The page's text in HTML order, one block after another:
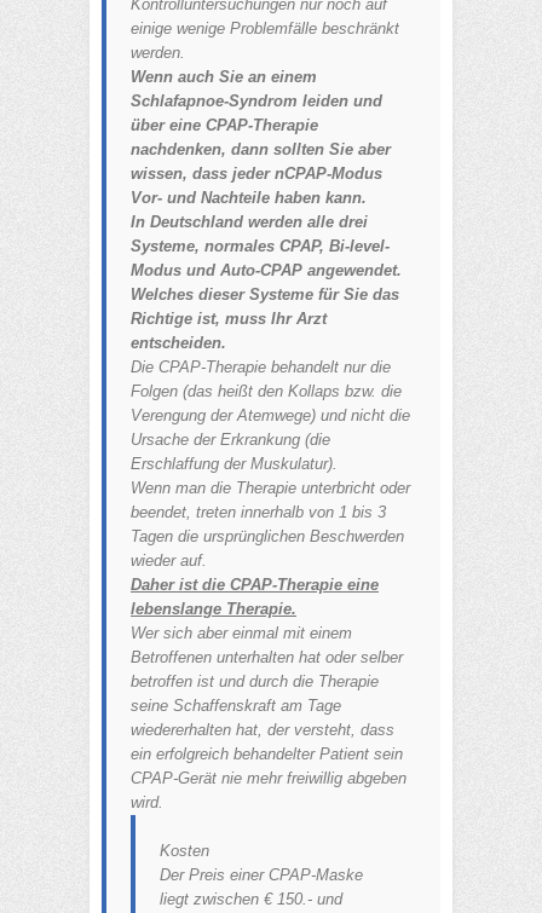
Kontrolluntersuchungen nur noch auf
einige wenige Problemfälle beschränkt
werden.
Wenn auch Sie an einem
Schlafapnoe-Syndrom leiden und
über eine CPAP-Therapie
nachdenken, dann sollten Sie aber
wissen, dass jeder nCPAP-Modus
Vor- und Nachteile haben kann.
In Deutschland werden alle drei
Systeme, normales CPAP, Bi-level-
Modus und Auto-CPAP angewendet.
Welches dieser Systeme für Sie das
Richtige ist, muss Ihr Arzt
entscheiden.
Die CPAP-Therapie behandelt nur die
Folgen (das heißt den Kollaps bzw. die
Verengung der Atemwege) und nicht die
Ursache der Erkrankung (die
Erschlaffung der Muskulatur).
Wenn man die Therapie unterbricht oder
beendet, treten innerhalb von 1 bis 3
Tagen die ursprünglichen Beschwerden
wieder auf.
Daher ist die CPAP-Therapie eine
lebenslange Therapie.
Wer sich aber einmal mit einem
Betroffenen unterhalten hat oder selber
betroffen ist und durch die Therapie
seine Schaffenskraft am Tage
wiedererhalten hat, der versteht, dass
ein erfolgreich behandelter Patient sein
CPAP-Gerät nie mehr freiwillig abgeben
wird.
Kosten
Der Preis einer CPAP-Maske
liegt zwischen € 150.- und